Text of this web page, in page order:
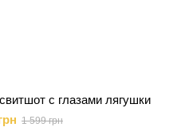
с глазами лягушки
1 599 грн